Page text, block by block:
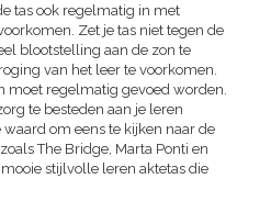
tas ook regelmatig in met
Zet je tas niet tegen de
blootstelling aan de zon te
van het leer te voorkomen.
moet regelmatig gevoed worden.
te besteden aan je leren
om eens te kijken naar de
The Bridge, Marta Ponti en
stijlvolle leren aktetas die